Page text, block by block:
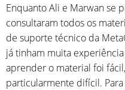
Enquanto Ali e Marwan se
consultaram todos os
de suporte técnico da
já tinham muita
aprender o material foi
particularmente difícil.